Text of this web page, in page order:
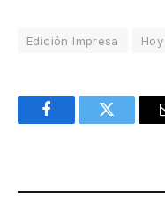
Edición Impresa Hoy
FacebookTwitter